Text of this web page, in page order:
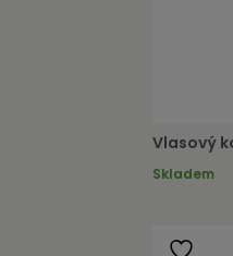
Vlasový
Skladem